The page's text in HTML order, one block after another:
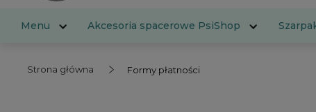
Menu Akcesoria spacerowe PsiShop
Strona główna Formy płatności